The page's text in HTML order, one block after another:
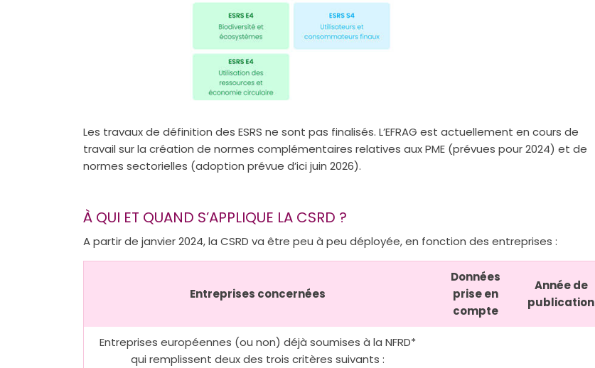
Les travaux de définition des ESRS ne sont pas finalisés. L’EFRAG est actuellement en cours de
travail sur la création de normes complémentaires relatives aux PME (prévues pour 2024) et de
normes sectorielles (adoption prévue d’ici juin 2026).
À QUI ET QUAND S’APPLIQUE LA CSRD ?
A partir de janvier 2024, la CSRD va être peu à peu déployée, en fonction des entreprises :
Entreprises concernées
Données
prise en
compte
Année de
publication
Entreprises européennes (ou non) déjà soumises à la NFRD*
qui remplissent deux des trois critères suivants :